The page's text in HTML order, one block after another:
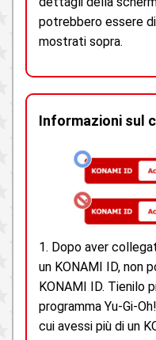
potrebbero essere
mostrati sopra.
Informazioni sul
1. Dopo aver
un KONAMI ID, non
KONAMI ID. Tienilo
programma Yu-Gi-
cui avessi più di un